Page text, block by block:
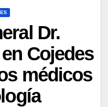
Dr.
Cojedes
médicos